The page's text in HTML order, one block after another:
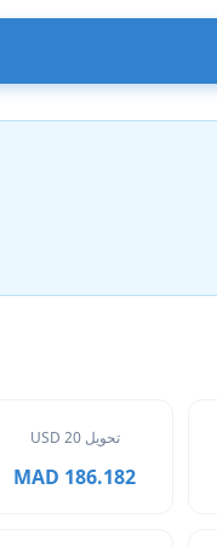
تحويل 20 USD
186.182 MAD